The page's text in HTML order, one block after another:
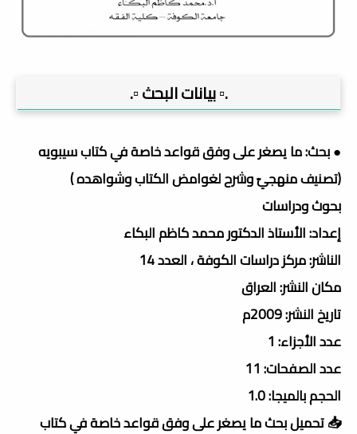
.▫️ بيانات البحث ▫️.
● بحث: ما يصغر على وفق قواعد خاصة في كتاب سيبويه
(تصنيف منهجيّ وشرح لغوامض الكتاب وشواهده )
بحوث ودراسات
إعداد: الأستاذ الدكتور محمد كاظم البكاء
الناشر: مركز دراسات الكوفة ، العدد 14
مكان النشر: العراق
تاريخ النشر: 2009م
عدد الأجزاء: 1
عدد الصفحات: 11
الحجم بالميجا: 1.0
📥 تحميل بحث ما يصغر على وفق قواعد خاصة في كتاب